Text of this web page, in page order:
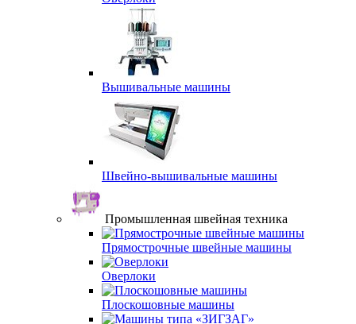
Вышивальные машины
Швейно-вышивальные машины
Промышленная швейная техника
Прямострочные швейные машины
Оверлоки
Плоскошовные машины